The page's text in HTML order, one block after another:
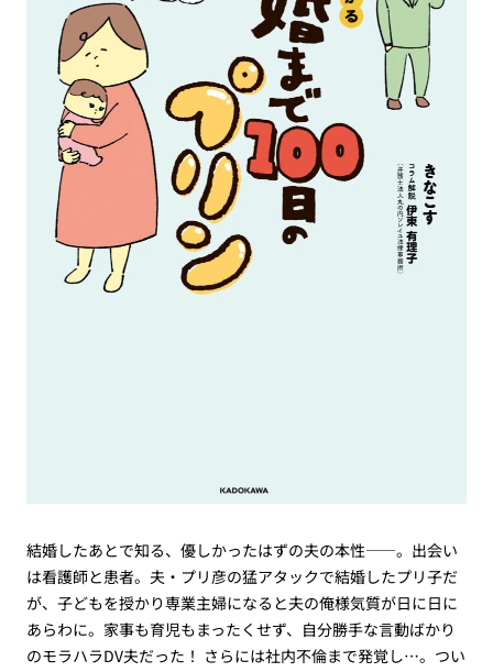
結婚したあとで知る、優しかったはずの夫の本性――。出会い
は看護師と患者。夫・プリ彦の猛アタックで結婚したプリ子だ
が、子どもを授かり専業主婦になると夫の俺様気質が日に日に
あらわに。家事も育児もまったくせず、自分勝手な言動ばかり
のモラハラDV夫だった！ さらには社内不倫まで発覚し…。つい